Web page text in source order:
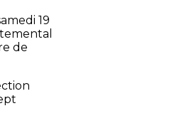
19
de